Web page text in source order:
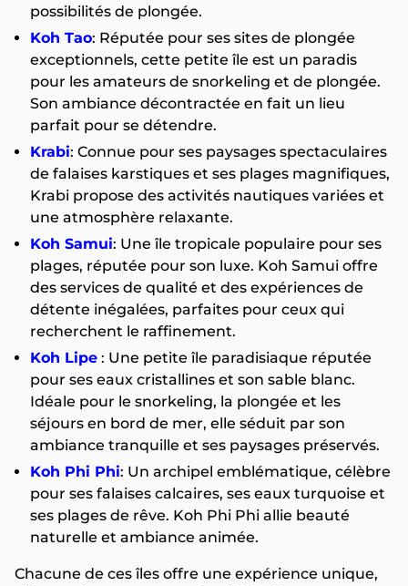
possibilités de plongée.
Koh Tao: Réputée pour ses sites de plongée
exceptionnels, cette petite île est un paradis
pour les amateurs de snorkeling et de plongée.
Son ambiance décontractée en fait un lieu
parfait pour se détendre.
Krabi: Connue pour ses paysages spectaculaires
de falaises karstiques et ses plages magnifiques,
Krabi propose des activités nautiques variées et
une atmosphère relaxante.
Koh Samui: Une île tropicale populaire pour ses
plages, réputée pour son luxe. Koh Samui offre
des services de qualité et des expériences de
détente inégalées, parfaites pour ceux qui
recherchent le raffinement.
Koh Lipe : Une petite île paradisiaque réputée
pour ses eaux cristallines et son sable blanc.
Idéale pour le snorkeling, la plongée et les
séjours en bord de mer, elle séduit par son
ambiance tranquille et ses paysages préservés.
Koh Phi Phi: Un archipel emblématique, célèbre
pour ses falaises calcaires, ses eaux turquoise et
ses plages de rêve. Koh Phi Phi allie beauté
naturelle et ambiance animée.
Chacune de ces îles offre une expérience unique,